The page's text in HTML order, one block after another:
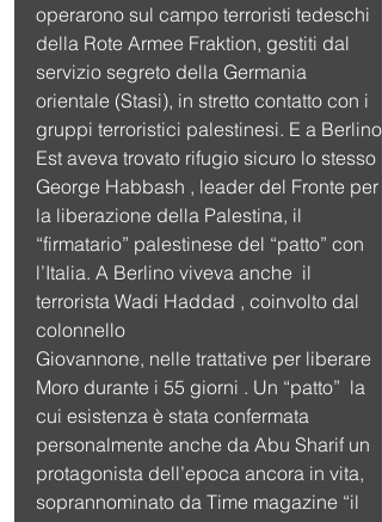
operarono sul campo terroristi tedeschi
della Rote Armee Fraktion, gestiti dal
servizio segreto della Germania
orientale (Stasi), in stretto contatto con i
gruppi terroristici palestinesi. E a Berlino
Est aveva trovato rifugio sicuro lo stesso
George Habbash , leader del Fronte per
la liberazione della Palestina, il
“firmatario” palestinese del “patto” con
l’Italia. A Berlino viveva anche  il
terrorista Wadi Haddad , coinvolto dal
colonnello
Giovannone, nelle trattative per liberare
Moro durante i 55 giorni . Un “patto”  la
cui esistenza è stata confermata
personalmente anche da Abu Sharif un
protagonista dell’epoca ancora in vita,
soprannominato da Time magazine “il